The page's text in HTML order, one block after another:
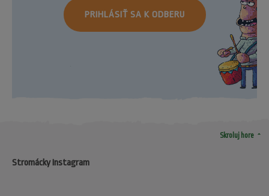
PRIHLÁSIŤ SA K ODBERU
Skroluj hore arrow_drop_up
Stromácky Instagram